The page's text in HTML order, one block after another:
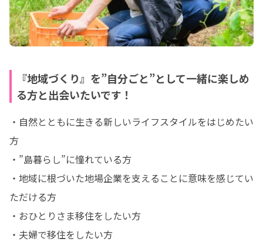
『地域づくり』を”自分ごと”として一緒に楽しめ
る方と出会いたいです！
・自然とともに生きる新しいライフスタイルをはじめたい
方
・”島暮らし”に憧れている方
・地域に根づいた地場企業を支えることに意味を感じてい
ただける方
・おひとりさま移住をしたい方
・夫婦で移住をしたい方